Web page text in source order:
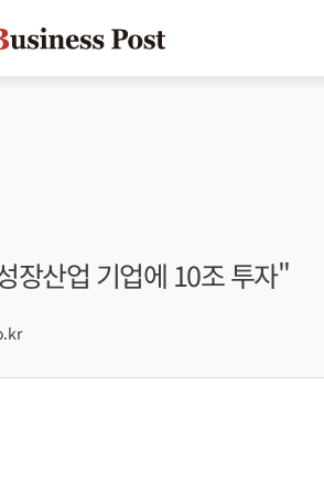
장산업 기업에 10조 투자"